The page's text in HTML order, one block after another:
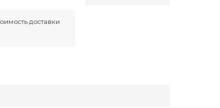
доставки